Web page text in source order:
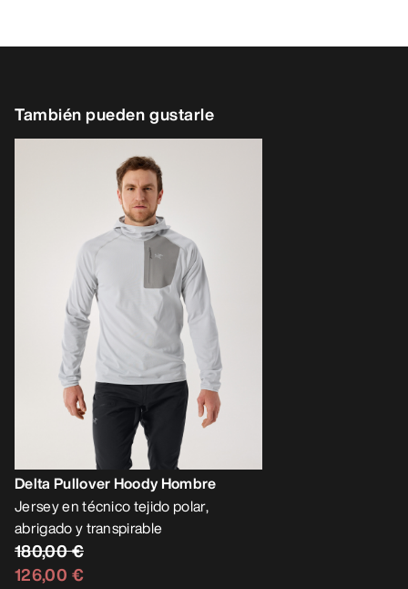
También pueden gustarle
Delta Pullover Hoody Hombre
Jersey en técnico tejido polar,
abrigado y transpirable
180,00 €
126,00 €